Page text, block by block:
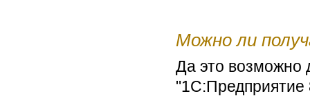
Можно ли
Да это возможно
"1С:Предприятие